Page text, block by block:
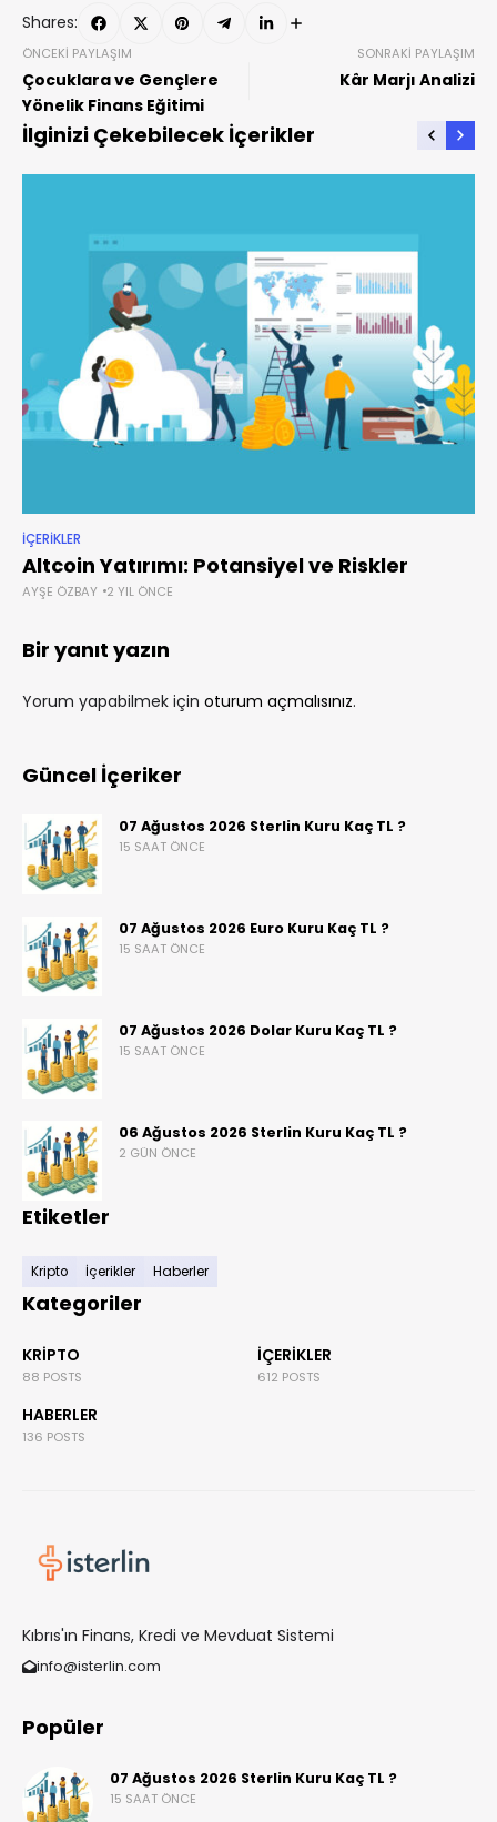
Shares:
ÖNCEKI PAYLAŞIM
Çocuklara ve Gençlere
Yönelik Finans Eğitimi
SONRAKI PAYLAŞIM
Kâr Marjı Analizi
İlginizi Çekebilecek İçerikler
İÇERIKLER
Altcoin Yatırımı: Potansiyel ve Riskler
AYŞE ÖZBAY 2 YIL ÖNCE
Bir yanıt yazın
Yorum yapabilmek için oturum açmalısınız.
Güncel İçeriker
07 Ağustos 2026 Sterlin Kuru Kaç TL ?
15 SAAT ÖNCE
07 Ağustos 2026 Euro Kuru Kaç TL ?
15 SAAT ÖNCE
07 Ağustos 2026 Dolar Kuru Kaç TL ?
15 SAAT ÖNCE
06 Ağustos 2026 Sterlin Kuru Kaç TL ?
2 GÜN ÖNCE
Etiketler
Kripto İçerikler Haberler
Kategoriler
KRIPTO
88 POSTS
İÇERIKLER
612 POSTS
HABERLER
136 POSTS
Kıbrıs'ın Finans, Kredi ve Mevduat Sistemi
info@isterlin.com
Popüler
07 Ağustos 2026 Sterlin Kuru Kaç TL ?
15 SAAT ÖNCE